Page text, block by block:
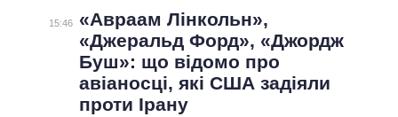
15:46
«Авраам Лінкольн»,
«Джеральд Форд», «Джордж
Буш»: що відомо про
авіаносці, які США задіяли
проти Ірану